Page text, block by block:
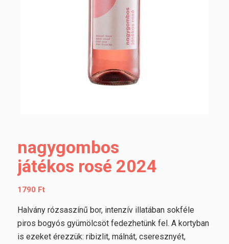
nagygombos
játékos rosé 2024
1790 Ft
Halvány rózsaszínű bor, intenzív illatában sokféle
piros bogyós gyümölcsöt fedezhetünk fel. A kortyban
is ezeket érezzük: ribizlit, málnát, cseresznyét,